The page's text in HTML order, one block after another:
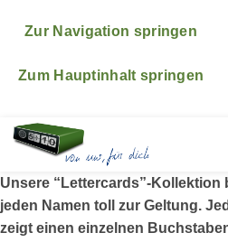
Zur Navigation springen
Zum Hauptinhalt springen
Urlaub sind. ♥ ♥ ♥ Natürlich
kümmern uns dann ganz fix
Unsere “Lettercards”-Kollektion
jeden Namen toll zur Geltung.
zeigt einen einzelnen